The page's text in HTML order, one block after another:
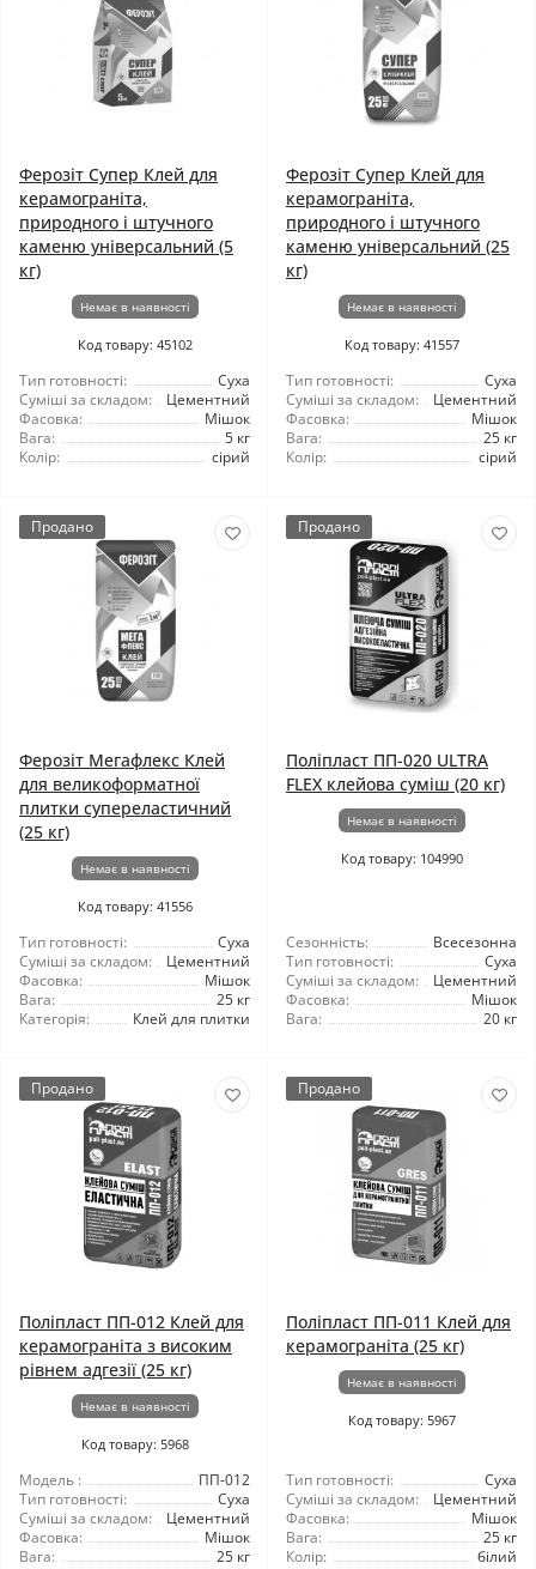
Ферозіт Супер Клей для
керамограніта,
природного і штучного
каменю універсальний (5
кг)
Немає в наявності
Код товару: 45102
Тип готовності:
Суха
Суміші за складом:
Цементний
Фасовка:
Мішок
Вага:
5 кг
Колір:
сірий
Ферозіт Супер Клей для
керамограніта,
природного і штучного
каменю універсальний (25
кг)
Немає в наявності
Код товару: 41557
Тип готовності:
Суха
Суміші за складом:
Цементний
Фасовка:
Мішок
Вага:
25 кг
Колір:
сірий
Продано
Ферозіт Мегафлекс Клей
для великоформатної
плитки супереластичний
(25 кг)
Немає в наявності
Код товару: 41556
Тип готовності:
Суха
Суміші за складом:
Цементний
Фасовка:
Мішок
Вага:
25 кг
Категорія:
Клей для плитки
Продано
Поліпласт ПП-020 ULTRA
FLEX клейова суміш (20 кг)
Немає в наявності
Код товару: 104990
Сезонність:
Всесезонна
Тип готовності:
Суха
Суміші за складом:
Цементний
Фасовка:
Мішок
Вага:
20 кг
Продано
Поліпласт ПП-012 Клей для
керамограніта з високим
рівнем адгезії (25 кг)
Немає в наявності
Код товару: 5968
Модель :
ПП-012
Тип готовності:
Суха
Суміші за складом:
Цементний
Фасовка:
Мішок
Вага:
25 кг
Продано
Поліпласт ПП-011 Клей для
керамограніта (25 кг)
Немає в наявності
Код товару: 5967
Тип готовності:
Суха
Суміші за складом:
Цементний
Фасовка:
Мішок
Вага:
25 кг
Колір:
білий